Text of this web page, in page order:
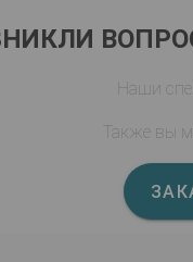
Наши
Также вы